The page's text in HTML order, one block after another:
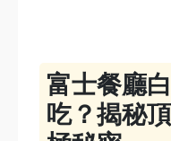
富士餐廳
吃？揭秘